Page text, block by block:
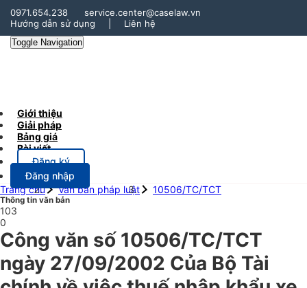
0971.654.238
service.center@caselaw.vn
Hướng dẫn sử dụng
Liên hệ
Toggle Navigation
Giới thiệu
Giải pháp
Bảng giá
Bài viết
Đăng ký
Đăng nhập
Trang chủ
Văn bản pháp luật 10506/TC/TCT
Thông tin văn bản
103
0
Công văn số 10506/TC/TCT
ngày 27/09/2002 Của Bộ Tài